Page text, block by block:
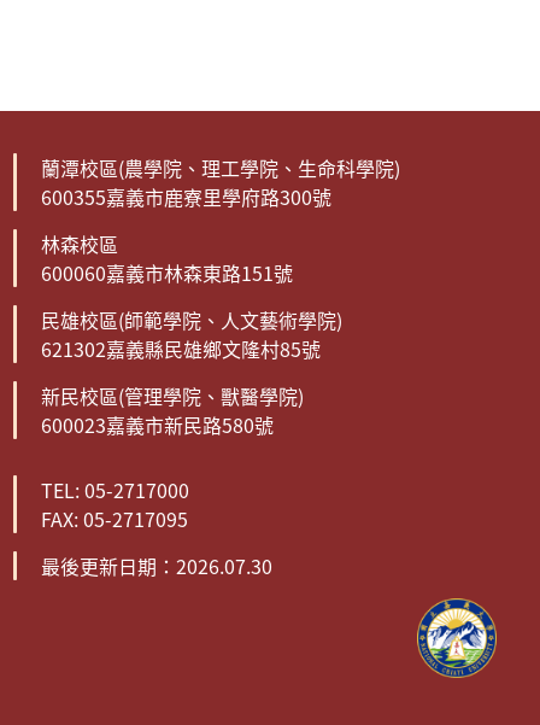
蘭潭校區(農學院、理工學院、生命科學院)
600355嘉義市鹿寮里學府路300號
林森校區
600060嘉義市林森東路151號
民雄校區(師範學院、人文藝術學院)
621302嘉義縣民雄鄉文隆村85號
新民校區(管理學院、獸醫學院)
600023嘉義市新民路580號
TEL: 05-2717000
FAX: 05-2717095
最後更新日期：2026.07.30